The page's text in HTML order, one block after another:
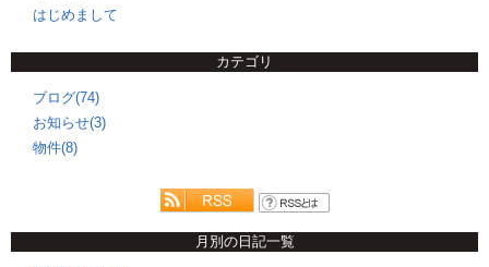
はじめまして
カテゴリ
ブログ(74)
お知らせ(3)
物件(8)
月別の日記一覧